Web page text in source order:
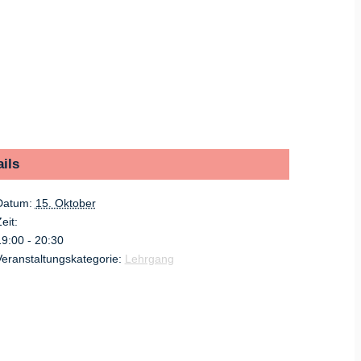
15. Oktober
- 20:30
Lehrgang